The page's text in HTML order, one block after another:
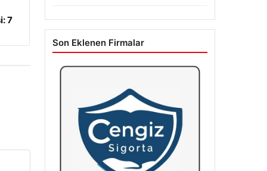
7
Son Eklenen Firmalar